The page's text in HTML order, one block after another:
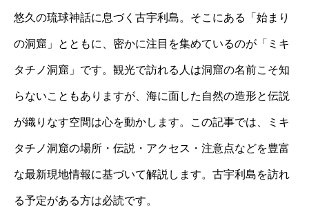
悠久の琉球神話に息づく古宇利島。そこにある「始まり
の洞窟」とともに、密かに注目を集めているのが「ミキ
タチノ洞窟」です。観光で訪れる人は洞窟の名前こそ知
らないこともありますが、海に面した自然の造形と伝説
が織りなす空間は心を動かします。この記事では、ミキ
タチノ洞窟の場所・伝説・アクセス・注意点などを豊富
な最新現地情報に基づいて解説します。古宇利島を訪れ
る予定がある方は必読です。